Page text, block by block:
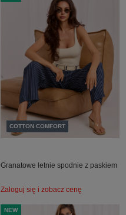
COTTON COMFORT
Granatowe letnie spodnie z paskiem
Zaloguj się i zobacz cenę
NEW